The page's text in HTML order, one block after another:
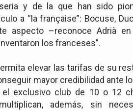
y de la que han sido
a “la française”: Bocuse,
aspecto –reconoce Adrià
los franceses”.
elevar las tarifas de su
mayor credibilidad ante
exclusivo club de 10 o 12
además, sin